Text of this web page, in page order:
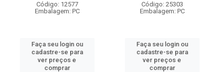
Código: 12577
Embalagem: PC
Faça seu login ou
cadastre-se para
ver preços e
comprar
Código: 25303
Embalagem: PC
Faça seu login ou
cadastre-se para
ver preços e
comprar